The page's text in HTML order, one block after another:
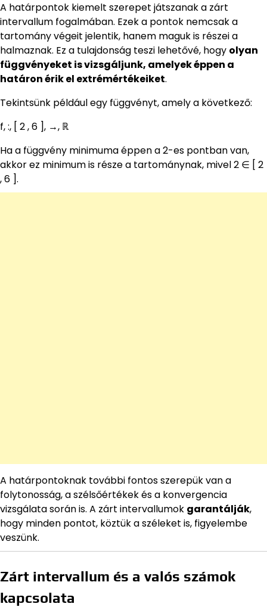
A határpontok kiemelt szerepet játszanak a zárt
intervallum fogalmában. Ezek a pontok nemcsak a
tartomány végeit jelentik, hanem maguk is részei a
halmaznak. Ez a tulajdonság teszi lehetővé, hogy olyan
függvényeket is vizsgáljunk, amelyek éppen a
határon érik el extrémértékeiket.
Tekintsünk például egy függvényt, amely a következő:
f, :, [ 2 , 6 ], →, ℝ
Ha a függvény minimuma éppen a 2-es pontban van,
akkor ez minimum is része a tartománynak, mivel 2 ∈ [ 2
, 6 ].
A határpontoknak további fontos szerepük van a
folytonosság, a szélsőértékek és a konvergencia
vizsgálata során is. A zárt intervallumok garantálják,
hogy minden pontot, köztük a széleket is, figyelembe
veszünk.
Zárt intervallum és a valós számok
kapcsolata